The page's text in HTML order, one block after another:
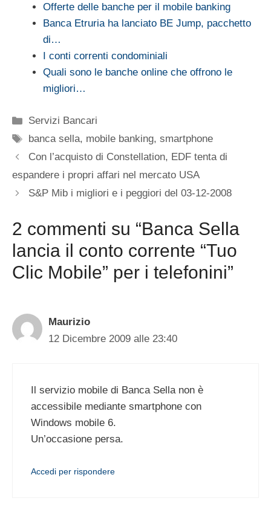
Offerte delle banche per il mobile banking
Banca Etruria ha lanciato BE Jump, pacchetto
di…
I conti correnti condominiali
Quali sono le banche online che offrono le
migliori…
Categorie
Servizi Bancari
Tag
banca sella, mobile banking,smartphone
Con l’acquisto di Constellation, EDF tenta di
espandere i propri affari nel mercato USA
S&P Mib i migliori e i peggiori del 03-12-2008
2 commenti su “Banca Sella
lancia il conto corrente “Tuo
Clic Mobile” per i telefonini”
Maurizio
12 Dicembre 2009 alle 23:40
Il servizio mobile di Banca Sella non è
accessibile mediante smartphone con
Windows mobile 6.
Un’occasione persa.
Accedi per rispondere